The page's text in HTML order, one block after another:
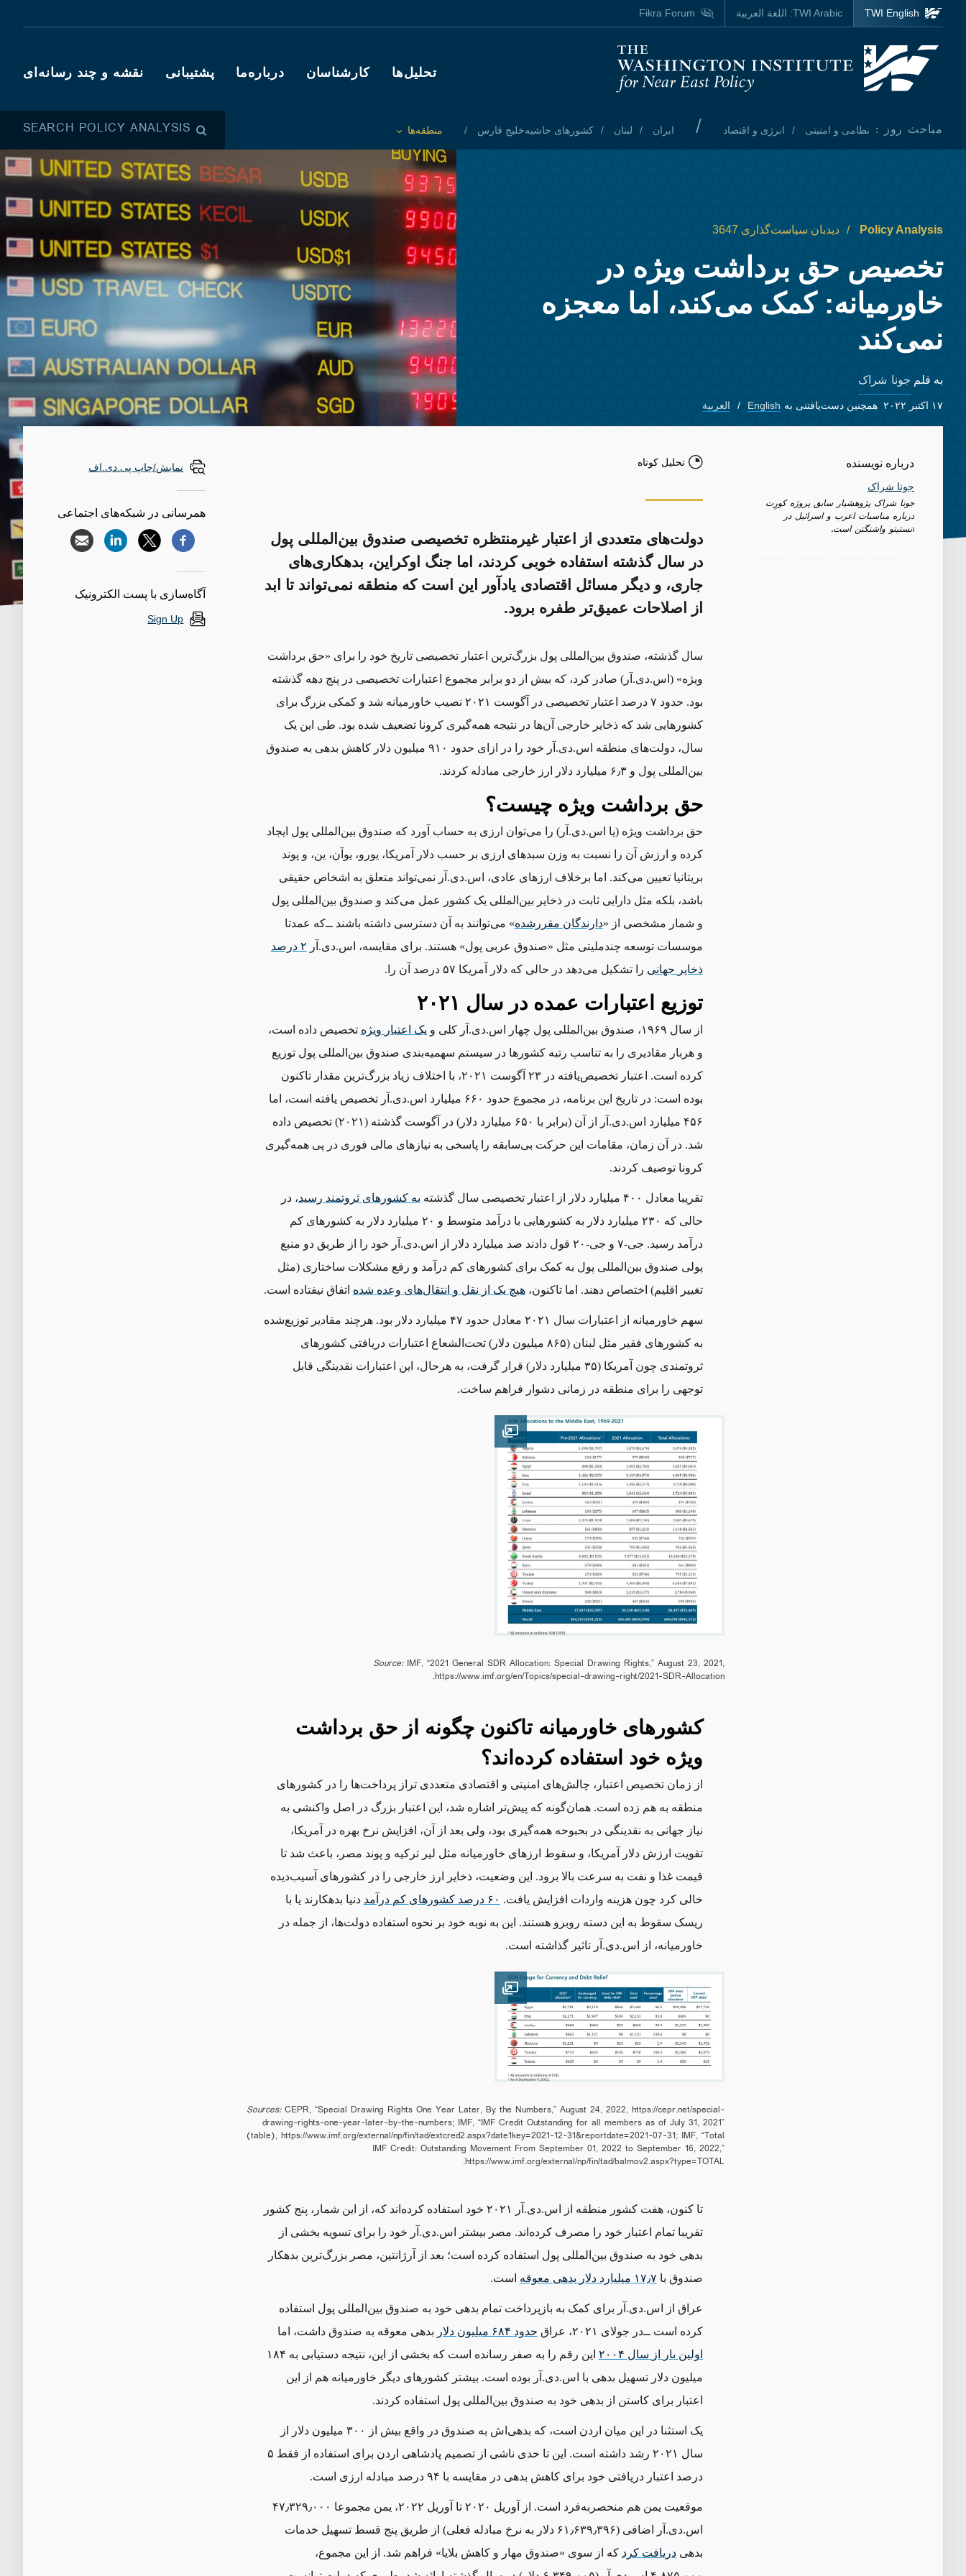
Skip to main content
Homepage
Main navigation
تحلیل‌ها کارشناسان درباره‌ما پشتیبانی نقشه و چند رسانه‌ای
مباحث روز : نظامی و امنیتی انرژی و اقتصاد / ایران لبنان کشورهای حاشیه‌خلیج فارس
Toggle List of
منطقه‌ها SEARCH POLICY ANALYSIS
TWI English
TWI Arabic: اللغة العربية Fikra Forum
Policy Analysis دیدبان سیاست‌گذاری 3647
تخصیص حق برداشت ویژه در
خاورمیانه: کمک می‌کند، اما معجزه
نمی‌کند
به قلم جونا شراک
۱۷ اکتبر ۲۰۲۲ همچنین دست‌یافتنی به English العربية
درباره نویسنده
جونا شراک
جونا شراک پژوهشیار سابق پروژه کورِت
درباره مناسبات اعرب و اسرائیل در
انستیتو واشنگتن است.
تحلیل کوتاه
دولت‌های متعددی از اعتبار غیرمنتظره تخصیصی صندوق بین‌المللی پول
در سال گذشته استفاده خوبی کردند، اما جنگ اوکراین، بدهکاری‌های
جاری، و دیگر مسائل اقتصادی یادآور این است که منطقه نمی‌تواند تا ابد
از اصلاحات عمیق‌تر طفره برود.
سال گذشته، صندوق بین‌المللی پول بزرگ‌ترین اعتبار تخصیصی تاریخ خود را برای «حق برداشت
ویژه» (اس.دی.آر) صادر کرد، که بیش از دو برابر مجموع اعتبارات تخصیصی در پنج دهه گذشته
بود. حدود ۷ درصد اعتبار تخصیصی در آگوست ۲۰۲۱ نصیب خاورمیانه شد و کمکی بزرگ برای
کشورهایی شد که ذخایر خارجی آن‌ها در نتیجه همه‌گیری کرونا تضعیف شده بود. طی این یک
سال، دولت‌های منطقه اس.دی.آر خود را در ازای حدود ۹۱۰ میلیون دلار کاهش بدهی به صندوق
بین‌المللی پول و ۶٫۳ میلیارد دلار ارز خارجی مبادله کردند.
حق برداشت ویژه چیست؟
حق برداشت ویژه (یا اس.دی.آر) را می‌توان ارزی به حساب آورد که صندوق بین‌المللی پول ایجاد
کرده و ارزش آن را نسبت به وزن سبدهای ارزی بر حسب دلار آمریکا، یورو، یوآن، ین، و پوند
بریتانیا تعیین می‌کند. اما برخلاف ارزهای عادی، اس.دی.آر نمی‌تواند متعلق به اشخاص حقیقی
باشد، بلکه مثل دارایی ثابت در ذخایر بین‌المللی یک کشور عمل می‌کند و صندوق بین‌المللی پول
و شمار مشخصی از «دارندگان مقررشده» می‌توانند به آن دسترسی داشته باشند ‌ــ‌که عمدتا
موسسات توسعه چندملیتی مثل «صندوق عربی پول» هستند. برای مقایسه، اس.دی.آر ۲ درصد
ذخایر جهانی را تشکیل می‌دهد در حالی که دلار آمریکا ۵۷ درصد آن را.
توزیع اعتبارات عمده در سال ۲۰۲۱
از سال ۱۹۶۹، صندوق بین‌المللی پول چهار اس.دی.آر کلی و یک اعتبار ویژه تخصیص داده است،
و هربار مقادیری را به تناسب رتبه کشورها در سیستم سهمیه‌بندی صندوق بین‌المللی پول توزیع
کرده است. اعتبار تخصیص‌یافته در ۲۳ آگوست ۲۰۲۱، با اختلاف زیاد بزرگ‌ترین مقدار تاکنون
بوده است: در تاریخ این برنامه، ‌در مجموع حدود ۶۶۰ میلیارد اس.دی.آر تخصیص یافته است، اما
۴۵۶ میلیارد اس.دی.آر از آن (برابر با ۶۵۰ میلیارد دلار) در آگوست گذشته (۲۰۲۱) تخصیص داده
شد. در آن زمان، مقامات این حرکت بی‌سابقه را پاسخی به نیازهای مالی فوری در پی همه‌گیری
کرونا توصیف کردند.
تقریبا معادل ۴۰۰ میلیارد دلار از اعتبار تخصیصی سال گذشته به کشورهای ثروتمند رسید، در
حالی که ۲۳۰ میلیارد دلار به کشورهایی با درآمد متوسط و ۲۰ میلیارد دلار به کشورهای کم
درآمد رسید. جی-۷ و جی-۲۰ قول دادند صد میلیارد دلار از اس.دی.آر خود را از طریق دو منبع
پولی صندوق بین‌المللی پول به کمک برای کشورهای کم درآمد و رفع مشکلات ساختاری (مثل
تغییر اقلیم) اختصاص دهند. اما تاکنون،هیچ یک از نقل و انتقالهای وعده شده اتفاق نیفتاده است.
سهم خاورمیانه از اعتبارات سال ۲۰۲۱ معادل حدود ۴۷ میلیارد دلار بود. هرچند مقادیر توزیع‌شده
به کشورهای فقیر مثل لبنان (۸۶۵ میلیون دلار) تحت‌الشعاع اعتبارات دریافتی کشورهای
ثروتمندی چون آمریکا (۳۵ میلیارد دلار) قرار گرفت، به‌ هرحال، این اعتبارات نقدینگی قابل
توجهی را برای منطقه در زمانی دشوار فراهم ساخت.
Open image
Source: IMF, “2021 General SDR Allocation: Special Drawing Rights,” August 23, 2021,
https://www.imf.org/en/Topics/special-drawing-right/2021-SDR-Allocation
.
کشورهای خاورمیانه تاکنون چگونه از حق برداشت
ویژه خود استفاده کرده‌اند؟
از زمان تخصیص اعتبار، چالش‌های امنیتی و اقتصادی متعددی تراز پرداخت‌ها را در کشورهای
منطقه به هم زده است. همان‌گونه که پیش‌تر اشاره شد، این اعتبار بزرگ در اصل واکنشی به
نیاز جهانی به نقدینگی در بحبوحه همه‌گیری بود، ولی بعد از آن، افزایش نرخ بهره در آمریکا،
تقویت ارزش دلار آمریکا، و سقوط ارزهای خاورمیانه مثل لیر ترکیه و پوند مصر، باعث شد تا
قیمت غذا و نفت به سرعت بالا برود. این وضعیت، ذخایر ارز خارجی را در کشورهای آسیب‌دیده
خالی کرد چون هزینه واردات افزایش یافت. ۶۰ درصد کشورهای کم درآمد دنیا بدهکارند یا با
ریسک سقوط به این دسته روبرو هستند. این به نوبه خود بر نحوه استفاده دولت‌ها، از جمله در
خاورمیانه، از اس.دی.آر تاثیر گذاشته است.
Open image
Sources:CEPR, “Special Drawing Rights One Year Later, By the Numbers,” August 24, 2022, https://cepr.net/special-
drawing-rights-one-year-later-by-the-numbers; IMF, “IMF Credit Outstanding for all members as of July 31, 2021”
(table), https://www.imf.org/external/np/fin/tad/extcred2.aspx?date1key=2021-12-31&reportdate=2021-07-31; IMF, “Total
IMF Credit: Outstanding Movement From September 01, 2022 to September 16, 2022,”
https://www.imf.org/external/np/fin/tad/balmov2.aspx?type=TOTAL
.
تا کنون، هفت کشور منطقه از اس.دی.آر ۲۰۲۱ خود استفاده کرده‌اند که، از این شمار، پنج کشور
تقریبا تمام اعتبار خود را مصرف کرده‌اند. مصر بیشتر اس.دی.آر خود را برای تسویه بخشی از
بدهی خود به صندوق بین‌المللی پول استفاده کرده است؛ بعد از آرژانتین، مصر بزرگ‌ترین بدهکار
صندوق با ۱۷٫۷ میلیارد دلار بدهی معوقه است.
عراق از اس.دی.آر برای کمک به بازپرداخت تمام بدهی خود به صندوق بین‌المللی پول استفاده
کرده است ‌ــ‌در جولای ۲۰۲۱، عراق
حدود میلیوندلار بدهی معوقه به صندوق داشت، اما
اولین بار از سال
این رقم را به صفر رسانده است که بخشی از این، نتیجه دستیابی به ۱۸۴
میلیون دلار تسهیل بدهی با اس.دی.آر بوده است. بیشتر کشورهای دیگر خاورمیانه هم از این
اعتبار برای کاستن از بدهی خود به صندوق بین‌المللی پول استفاده کردند.
یک استثنا در این میان اردن است، که بدهی‌اش به صندوق در واقع بیش از ۳۰۰ میلیون دلار از
سال ۲۰۲۱ رشد داشته است. این تا حدی ناشی از تصمیم پادشاهی اردن برای استفاده از فقط ۵
درصد اعتبار دریافتی خود برای کاهش بدهی در مقایسه با ۹۴ درصد مبادله ارزی است.
موقعیت یمن هم منحصربه‌فرد است. از آوریل ۲۰۲۰ تا آوریل ۲۰۲۲، یمن مجموعا ۴۷٫۳۲۹٫۰۰۰
اس.دی.آر اضافی (۶۱٫۶۳۹٫۳۹۶ دلار به نرخ مبادله فعلی) از طریق پنج قسط تسهیل خدمات
بدهیدریافت کرد که از سوی «صندوق مهار و کاهش بلایا» فراهم شد. از این مجموع،
نمایش/چاپ پی.دی.اف
همرسانی در شبکه‌های اجتماعی
آگاه‌سازی با پست الکترونیک
Sign Up